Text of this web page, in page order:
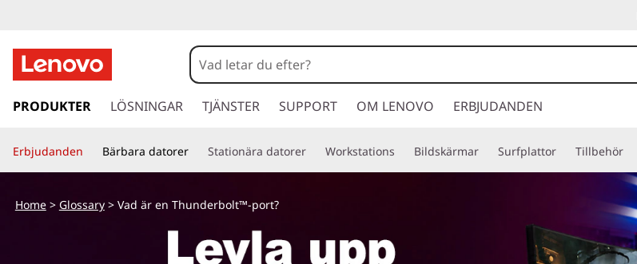
a
d
äo
a
v
d
PRODUKTER LÖSNINGAR TJÄNSTER SUPPORT OM LENOVO ERBJUDANDEN
Erbjudanden Bärbara datorer Stationära datorer Workstations Bildskärmar Surfplattor Tillbehör
Home> Glossary> Vad är en Thunderbolt™-port?